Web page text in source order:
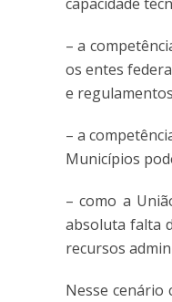
– a
os entes
e
– a
Municípios
– como a
absoluta falta
recursos
Nesse cenário